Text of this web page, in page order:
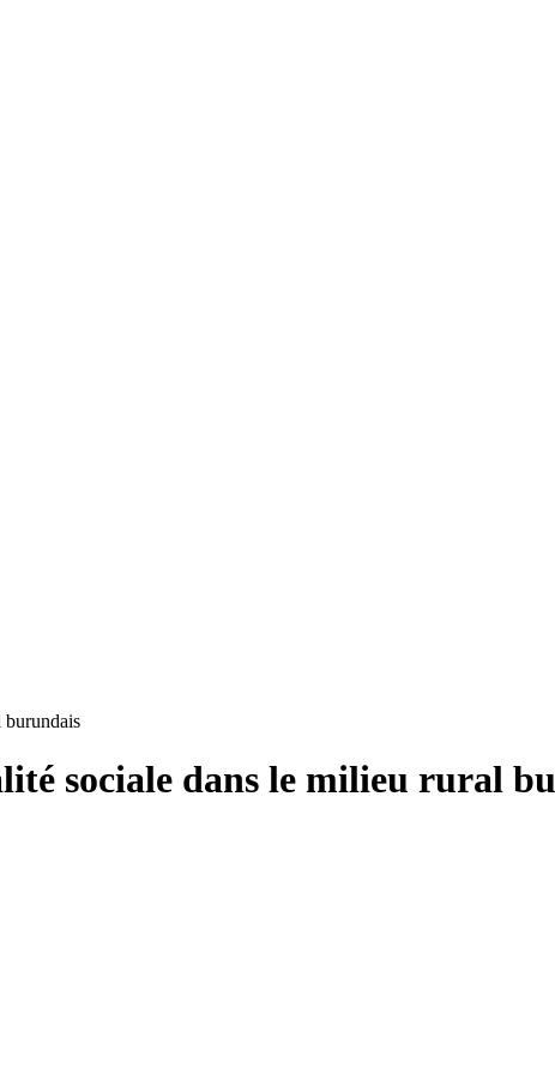
burundais
sociale dans le milieu rural